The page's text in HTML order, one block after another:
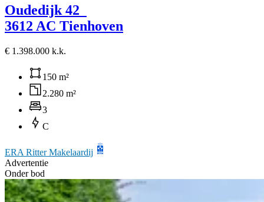
Oudedijk 42
3612 AC Tienhoven
€ 1.398.000 k.k.
150 m²
2.280 m²
3
C
ERA Ritter Makelaardij
Advertentie
Onder bod